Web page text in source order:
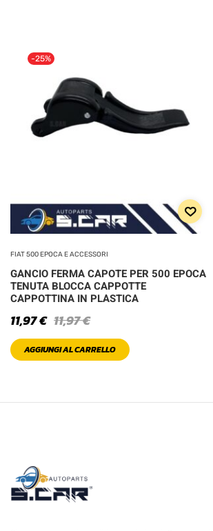
-25%
FIAT 500 EPOCA E ACCESSORI
GANCIO FERMA CAPOTE PER 500 EPOCA
TENUTA BLOCCA CAPPOTTE
CAPPOTTINA IN PLASTICA
11,97€
11,97€
AGGIUNGI AL CARRELLO